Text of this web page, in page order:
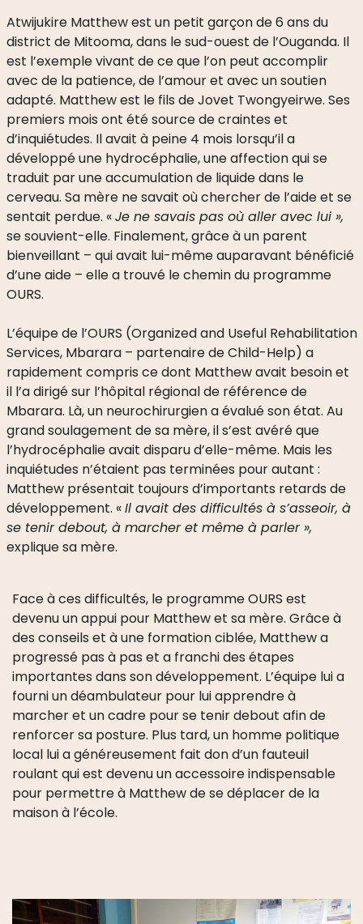
Atwijukire Matthew est un petit garçon de 6 ans du
district de Mitooma, dans le sud-ouest de l’Ouganda. Il
est l’exemple vivant de ce que l’on peut accomplir
avec de la patience, de l’amour et avec un soutien
adapté. Matthew est le fils de Jovet Twongyeirwe. Ses
premiers mois ont été source de craintes et
d’inquiétudes. Il avait à peine 4 mois lorsqu’il a
développé une hydrocéphalie, une affection qui se
traduit par une accumulation de liquide dans le
cerveau. Sa mère ne savait où chercher de l’aide et se
sentait perdue. «Je ne savais pas où aller avec lui »,
se souvient-elle. Finalement, grâce à un parent
bienveillant – qui avait lui-même auparavant bénéficié
d’une aide – elle a trouvé le chemin du programme
OURS.
L’équipe de l’OURS (Organized and Useful Rehabilitation
Services, Mbarara – partenaire de Child-Help) a
rapidement compris ce dont Matthew avait besoin et
il l’a dirigé sur l’hôpital régional de référence de
Mbarara. Là, un neurochirurgien a évalué son état. Au
grand soulagement de sa mère, il s’est avéré que
l’hydrocéphalie avait disparu d’elle-même. Mais les
inquiétudes n’étaient pas terminées pour autant :
Matthew présentait toujours d’importants retards de
développement. «Il avait des difficultés à s’asseoir, à
se tenir debout, à marcher et même à parler »,
explique sa mère.
Face à ces difficultés, le programme OURS est
devenu un appui pour Matthew et sa mère. Grâce à
des conseils et à une formation ciblée, Matthew a
progressé pas à pas et a franchi des étapes
importantes dans son développement. L’équipe lui a
fourni un déambulateur pour lui apprendre à
marcher et un cadre pour se tenir debout afin de
renforcer sa posture. Plus tard, un homme politique
local lui a généreusement fait don d’un fauteuil
roulant qui est devenu un accessoire indispensable
pour permettre à Matthew de se déplacer de la
maison à l’école.